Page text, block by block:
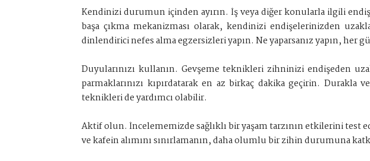
Kendinizi durumun içinden ayırın. İş veya diğer konularla ilgili
başa çıkma mekanizması olarak, kendinizi endişelerinizden
dinlendirici nefes alma egzersizleri yapın. Ne yaparsanız yapın,
Duyularınızı kullanın. Gevşeme teknikleri zihninizi endişeden
parmaklarınızı kıpırdatarak en az birkaç dakika geçirin. Durakla
teknikleri de yardımcı olabilir.
Aktif olun. İncelememizde sağlıklı bir yaşam tarzının etkilerini test
ve kafein alımını sınırlamanın, daha olumlu bir zihin durumuna